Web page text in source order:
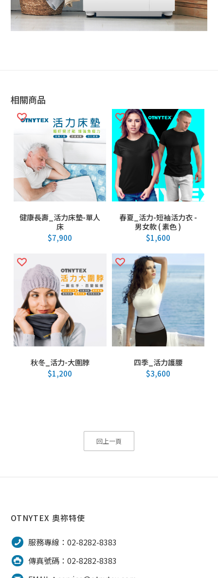
相關商品
健康長壽_活力床墊-單人
床
$7,900
春夏_活力-短袖活力衣 -
男女款 ( 素色 )
$1,600
秋冬_活力-大圍脖
$1,200
四季_活力護腰
$3,600
回上一頁
OTNYTEX 奧祢特使
服務專線：02-8282-8383
傳真號碼：02-8282-8383